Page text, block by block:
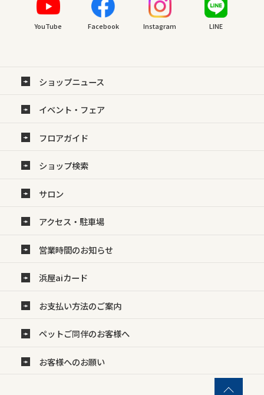
YouTube Facebook Instagram LINE
ショップニュース
イベント・フェア
フロアガイド
ショップ検索
サロン
アクセス・駐車場
営業時間のお知らせ
浜屋aiカード
お支払い方法のご案内
ペットご同伴のお客様へ
お客様へのお願い